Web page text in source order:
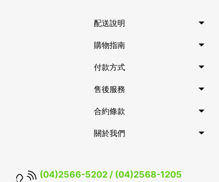
配送說明
購物指南
付款方式
售後服務
合約條款
關於我們
(04)2566-5202 / (04)2568-1205